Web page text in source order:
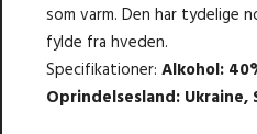
som varm. Den har tydelige
fylde fra hveden.
Specifikationer: Alkohol:
Oprindelsesland: Ukraine,